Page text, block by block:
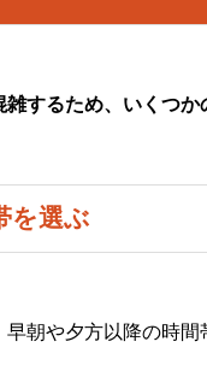
するため、いくつか
を選ぶ
早朝や夕方以降の時